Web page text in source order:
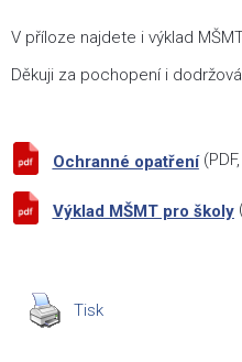
V příloze najdete i výklad
Děkuji za pochopení i
Ochranné opatření(PDF
Výklad MŠMT pro školy
Tisk